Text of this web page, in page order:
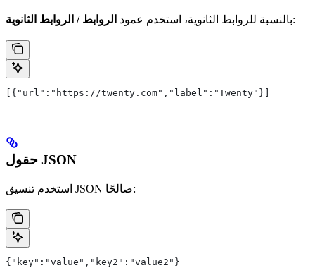
بالنسبة للروابط الثانوية، استخدم عمود الروابط / الروابط الثانوية :
[{"url":"https://twenty.com","label":"Twenty"}]
حقول JSON
استخدم تنسيق JSON صالحًا:
{"key":"value","key2":"value2"}